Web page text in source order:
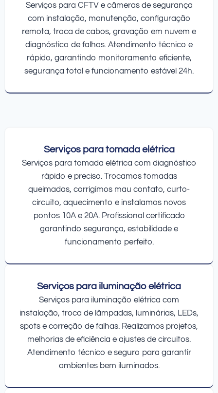
Serviços para CFTV e câmeras de segurança
com instalação, manutenção, configuração
remota, troca de cabos, gravação em nuvem e
diagnóstico de falhas. Atendimento técnico e
rápido, garantindo monitoramento eficiente,
segurança total e funcionamento estável 24h.
Serviços para tomada elétrica
Serviços para tomada elétrica com diagnóstico
rápido e preciso. Trocamos tomadas
queimadas, corrigimos mau contato, curto-
circuito, aquecimento e instalamos novos
pontos 10A e 20A. Profissional certificado
garantindo segurança, estabilidade e
funcionamento perfeito.
Serviços para iluminação elétrica
Serviços para iluminação elétrica com
instalação, troca de lâmpadas, luminárias, LEDs,
spots e correção de falhas. Realizamos projetos,
melhorias de eficiência e ajustes de circuitos.
Atendimento técnico e seguro para garantir
ambientes bem iluminados.